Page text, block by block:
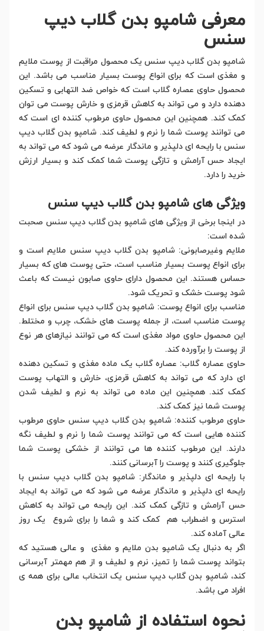
معرفی شامپو بدن گلاب دیپ
سنس
شامپو بدن گلاب دیپ سنس یک محصول مراقبت از پوست ملایم
و مغذی است که برای انواع پوست بسیار مناسب می باشد. این
محصول حاوی عصاره گلاب است که خواص ضد التهابی و تسکین
دهنده دارد و می تواند به کاهش قرمزی و خارش پوست می توان
کمک کند. همچنین این محصول حاوی مرطوب کننده ای است که
می توانند پوست شما را نرم و لطیف کند. شامپو بدن گلاب دیپ
سنس با رایحه ای دلپذیر و ماندگار عرضه می شود که می تواند به
ایجاد حس آرامش و تازگی پوست شما کمک کند و بسیار ارزش
خرید را دارد.
ویژگی های شامپو بدن گلاب دیپ سنس
در اینجا برخی از ویژگی های شامپو بدن گلاب دیپ سنس صحبت
شده است:
ملایم وغیرصابونی: شامپو بدن گلاب دیپ سنس ملایم است و
برای انواع پوست بسیار مناسب است، حتی پوست های که بسیار
حساس هستند. این محصول دارای حاوی صابون نیست که باعث
شود پوست خشک و تحریک شود.
مناسب برای انواع پوست: شامپو بدن گلاب دیپ سنس برای انواع
پوست مناسب است، از جمله پوست های خشک، چرب و مختلط.
این محصول حاوی مواد مغذی است که می توانند نیازهای هر نوع
از پوست را برآورده کند.
حاوی عصاره گلاب: عصاره گلاب یک ماده مغذی و تسکین دهنده
ای دارد که می تواند به کاهش قرمزی، خارش و التهاب پوست
کمک کند. همچنین این ماده می تواند به نرم و لطیف شدن
پوست شما نیز کمک کند.
حاوی مرطوب کننده: شامپو بدن گلاب دیپ سنس حاوی مرطوب
کننده هایی است که می توانند پوست شما را نرم و لطیف نگه
دارند. این مرطوب کننده ها می توانند از خشکی پوست شما
جلوگیری کنند و پوست را آبرسانی کنند.
با رایحه ای دلپذیر و ماندگار: شامپو بدن گلاب دیپ سنس با
رایحه ای دلپذیر و ماندگار عرضه می شود که می تواند به ایجاد
حس آرامش و تازگی کمک کند. این رایحه می تواند به کاهش
استرس و اضطراب هم کمک کند و شما را برای شروع یک روز
عالی آماده کند.
اگر به دنبال یک شامپو بدن ملایم و مغذی و عالی هستید که
بتواند پوست شما را تمیز، نرم و لطیف و از هم مهمتر آبرسانی
کند، شامپو بدن گلاب دیپ سنس یک انتخاب عالی برای همه ی
افراد می باشد.
نحوه استفاده از شامپو بدن